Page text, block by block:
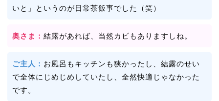
いと」というのが日常茶飯事でした（笑）
奥さま： 結露があれば、当然カビもありますしね。
ご主人： お風呂もキッチンも狭かったし、結露のせい
で全体にじめじめしていたし、全然快適じゃなかった
です。